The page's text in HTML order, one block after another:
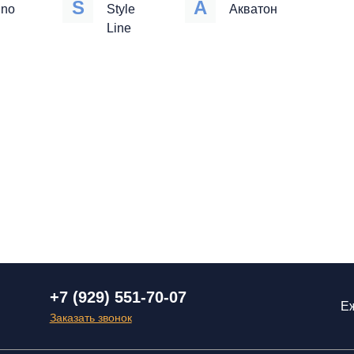
S
Style
Line
А Акватон
+7 (929) 551-70-07
Заказать звонок